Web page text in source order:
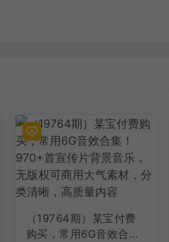
（19764期）某宝付费
购买，常用6G音效合